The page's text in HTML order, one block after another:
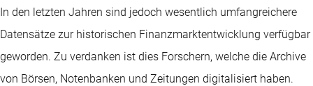
In den letzten Jahren sind jedoch wesentlich umfangreichere
Datensätze zur historischen Finanzmarktentwicklung verfügbar
geworden. Zu verdanken ist dies Forschern, welche die Archive
von Börsen, Notenbanken und Zeitungen digitalisiert haben.